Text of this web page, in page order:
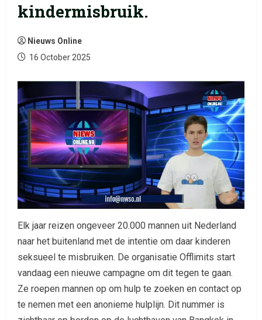
kindermisbruik.
Nieuws Online
16 October 2025
Elk jaar reizen ongeveer 20.000 mannen uit Nederland
naar het buitenland met de intentie om daar kinderen
seksueel te misbruiken. De organisatie Offlimits start
vandaag een nieuwe campagne om dit tegen te gaan.
Ze roepen mannen op om hulp te zoeken en contact op
te nemen met een anonieme hulplijn. Dit nummer is